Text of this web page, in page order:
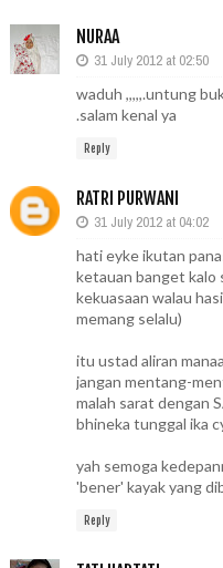
NURAA
31 July 2012 at 02:50
waduh ,,,,,.untung
.salam kenal ya
Reply
RATRI PURWANI
31 July 2012 at 04:02
hati eyke ikutan
ketauan banget kalo
kekuasaan walau
memang selalu)
itu ustad aliran
jangan mentang-
malah sarat dengan
bhineka tunggal ika
yah semoga
'bener' kayak yang
Reply